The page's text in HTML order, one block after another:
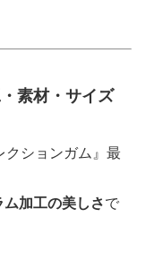
素材・サイズ
クションガム』最
加工の美しさで